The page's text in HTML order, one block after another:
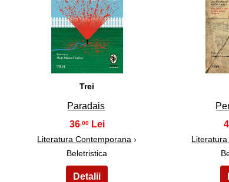
11
Trei
Paradais
36,00
Literatura Contemporana ›
Beletristica